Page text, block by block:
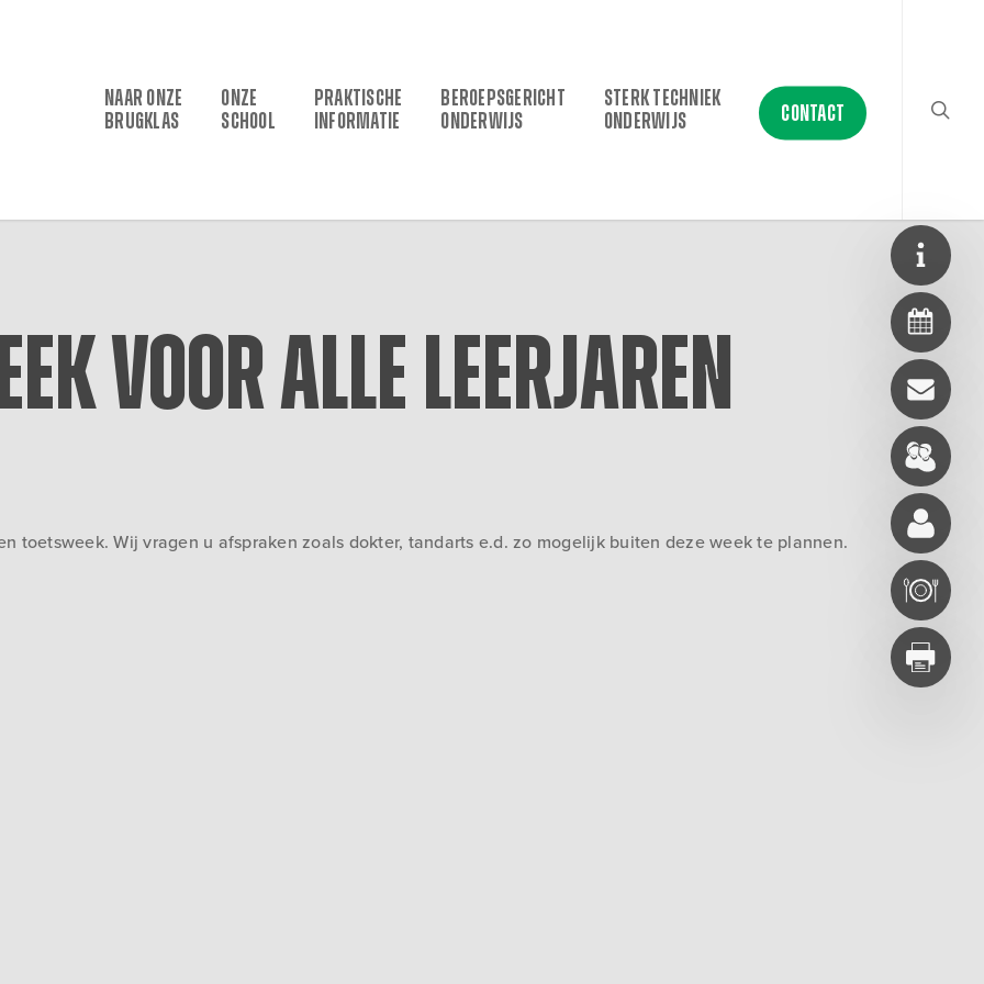
NAAR ONZE
BRUGKLAS
ONZE
SCHOOL
PRAKTISCHE
INFORMATIE
BEROEPSGERICHT
ONDERWIJS
STERK TECHNIEK
ONDERWIJS
CONTACT
voor alle leerjaren
toetsweek. Wij vragen u afspraken zoals dokter, tandarts e.d. zo mogelijk buiten deze week te plannen.